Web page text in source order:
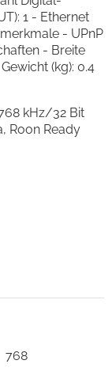
1 - Ethernet
- UPnP
- Breite
(kg): 0.4
kHz/32 Bit
Roon Ready
768